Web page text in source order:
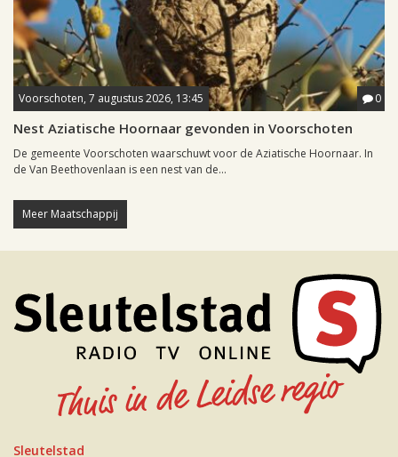
Voorschoten, 7 augustus 2026, 13:45 0
Nest Aziatische Hoornaar gevonden in Voorschoten
De gemeente Voorschoten waarschuwt voor de Aziatische Hoornaar. In
de Van Beethovenlaan is een nest van de...
Meer Maatschappij
Sleutelstad